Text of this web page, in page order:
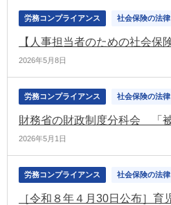
労務コンプライアンス 社会保険の法律
2026年5月8日
労務コンプライアンス 社会保険の法律
2026年5月1日
労務コンプライアンス 社会保険の法律